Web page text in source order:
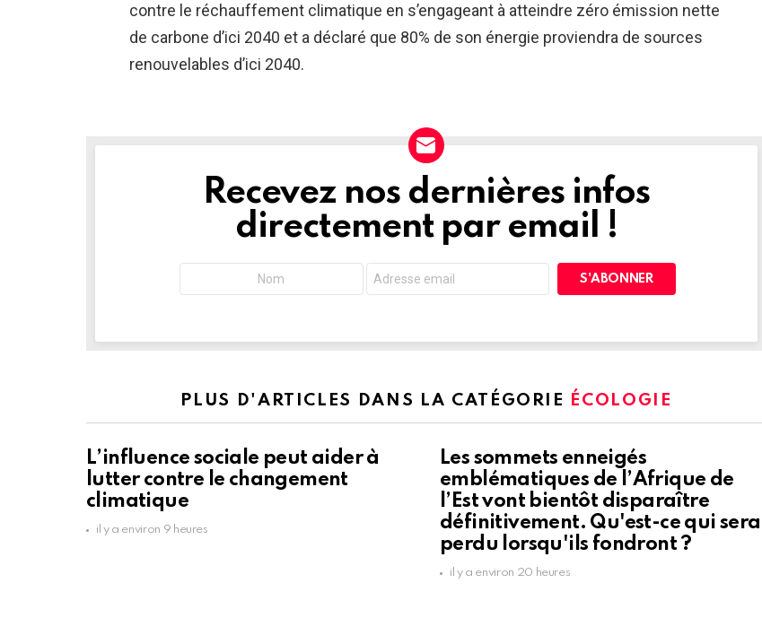
contre le réchauffement climatique en s’engageant à atteindre zéro émission nette
de carbone d’ici 2040 et a déclaré que 80% de son énergie proviendra de sources
renouvelables d’ici 2040.
NEWSLETTERRecevez nos dernières infos
directement par email !
PLUS D'ARTICLES DANS LA CATÉGORIE ÉCOLOGIE
L’influence sociale peut aider à
lutter contre le changement
climatique
il y a environ 9 heures
Les sommets enneigés
emblématiques de l’Afrique de
l’Est vont bientôt disparaître
définitivement. Qu'est-ce qui sera
perdu lorsqu'ils fondront ?
il y a environ 20 heures